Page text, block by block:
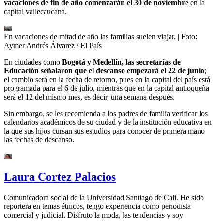
vacaciones de fin de año comenzarán el 30 de noviembre en la
capital vallecaucana.
En vacaciones de mitad de año las familias suelen viajar. | Foto:
Aymer Andrés Álvarez / El País
En ciudades como Bogotá y Medellín, las secretarías de
Educación señalaron que el descanso empezará el 22 de junio;
el cambio será en la fecha de retorno, pues en la capital del país está
programada para el 6 de julio, mientras que en la capital antioqueña
será el 12 del mismo mes, es decir, una semana después.
Sin embargo, se les recomienda a los padres de familia verificar los
calendarios académicos de su ciudad y de la institución educativa en
la que sus hijos cursan sus estudios para conocer de primera mano
las fechas de descanso.
Laura Cortez Palacios
Comunicadora social de la Universidad Santiago de Cali. He sido
reportera en temas étnicos, tengo experiencia como periodista
comercial y judicial. Disfruto la moda, las tendencias y soy